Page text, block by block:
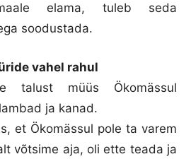
elama, tuleb seda
soodustada.
vahel rahul
talust müüs Ökomässul
ja kanad.
et Ökomässul pole ta varem
võtsime aja, oli ette teada ja